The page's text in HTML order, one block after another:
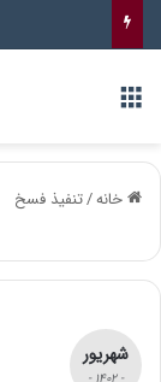
خانه/تنفیذ فسخ
شهریور